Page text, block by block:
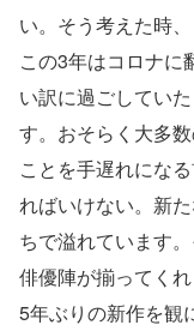
い。そう考えた時
この3年はコロナに
い訳に過ごしてい
す。おそらく⼤多
ことを⼿遅れにな
ればいけない。新
ちで溢れています
俳優陣が揃ってく
5年ぶりの新作を観